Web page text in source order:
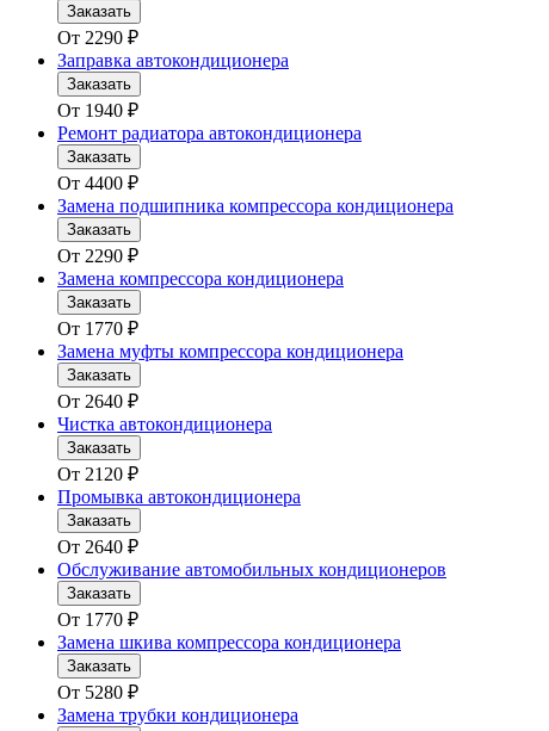
Заказать
От 2290 ₽
Заправка автокондиционера
Заказать
От 1940 ₽
Ремонт радиатора автокондиционера
Заказать
От 4400 ₽
Замена подшипника компрессора кондиционера
Заказать
От 2290 ₽
Замена компрессора кондиционера
Заказать
От 1770 ₽
Замена муфты компрессора кондиционера
Заказать
От 2640 ₽
Чистка автокондиционера
Заказать
От 2120 ₽
Промывка автокондиционера
Заказать
От 2640 ₽
Обслуживание автомобильных кондиционеров
Заказать
От 1770 ₽
Замена шкива компрессора кондиционера
Заказать
От 5280 ₽
Замена трубки кондиционера